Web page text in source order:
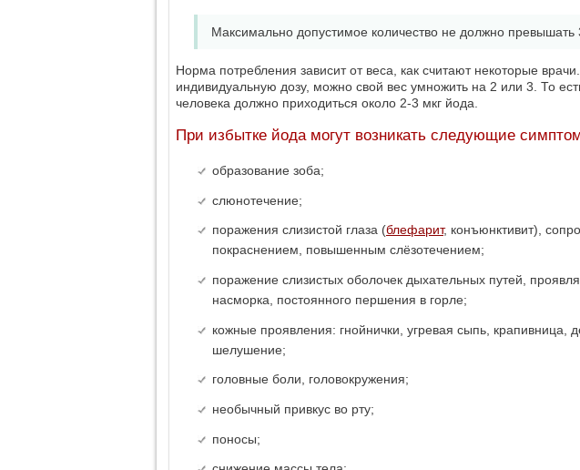
Максимально допустимое количество не должно превышать
Норма потребления зависит от веса, как считают некоторые
индивидуальную дозу, можно свой вес умножить на 2 или 3. То
человека должно приходиться около 2-3 мкг йода.
При избытке йода могут возникать следующие
образование зоба;
слюнотечение;
поражения слизистой глаза (блефарит, конъюнктивит),
покраснением, повышенным слёзотечением;
поражение слизистых оболочек дыхательных путей,
насморка, постоянного першения в горле;
кожные проявления: гнойнички, угревая сыпь, крапивница,
шелушение;
головные боли, головокружения;
необычный привкус во рту;
поносы;